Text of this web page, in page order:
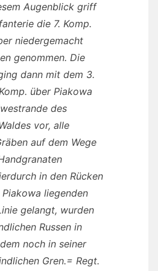
Augenblick griff
die 7. Komp.
niedergemacht
genommen. Die
dann mit dem 3.
über Piakowa
des
vor, alle
auf dem Wege
in den Rücken
liegenden
gelangt, wurden
Russen in
noch in seiner
Gren.= Regt.